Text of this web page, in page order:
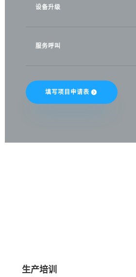
设备升级
服务呼叫
填写项目申请表
生产培训